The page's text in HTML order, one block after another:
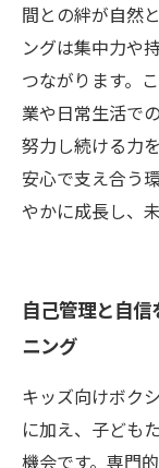
間との絆が自然
ングは集中力や
つながります。
業や日常生活で
努力し続ける力
安心で支え合う
やかに成長し、
自己管理と自
ニング
キッズ向けボク
に加え、子ども
機会です。専門